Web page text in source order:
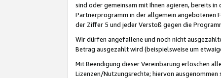
sind oder gemeinsam mit Ihnen agieren, bereits
Partnerprogramm in der allgemein angebotenen
der Ziffer 5 und jeder Verstoß gegen die
Wir dürfen angefallene und noch nicht
Betrag ausgezahlt wird (beispielsweise um
Mit Beendigung dieser Vereinbarung erlöschen
Lizenzen/Nutzungsrechte; hiervon